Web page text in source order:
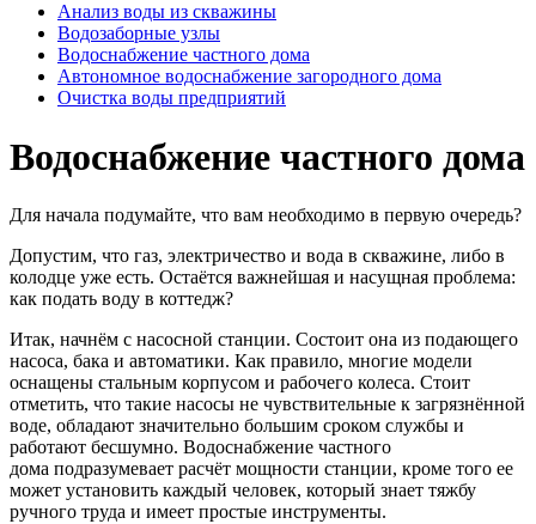
Анализ воды из скважины
Водозаборные узлы
Водоснабжение частного дома
Автономное водоснабжение загородного дома
Очистка воды предприятий
Водоснабжение частного дома
Для начала подумайте, что вам необходимо в первую очередь?
Допустим, что газ, электричество и вода в скважине, либо в
колодце уже есть. Остаётся важнейшая и насущная проблема:
как подать воду в коттедж?
Итак, начнём с насосной станции. Состоит она из подающего
насоса, бака и автоматики. Как правило, многие модели
оснащены стальным корпусом и рабочего колеса. Стоит
отметить, что такие насосы не чувствительные к загрязнённой
воде, обладают значительно большим сроком службы и
работают бесшумно. Водоснабжение частного
дома подразумевает расчёт мощности станции, кроме того ее
может установить каждый человек, который знает тяжбу
ручного труда и имеет простые инструменты.